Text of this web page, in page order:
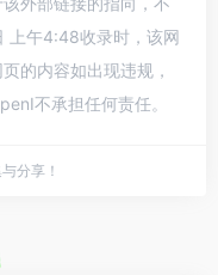
上午4:48收录时，该网
的内容如出现违规，
不承担任何责任。
分享！